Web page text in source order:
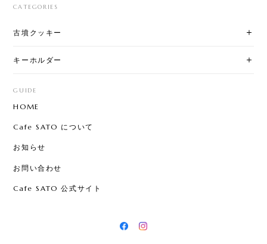
CATEGORIES
古墳クッキー
キーホルダー
GUIDE
HOME
Cafe SATO について
お知らせ
お問い合わせ
Cafe SATO 公式サイト